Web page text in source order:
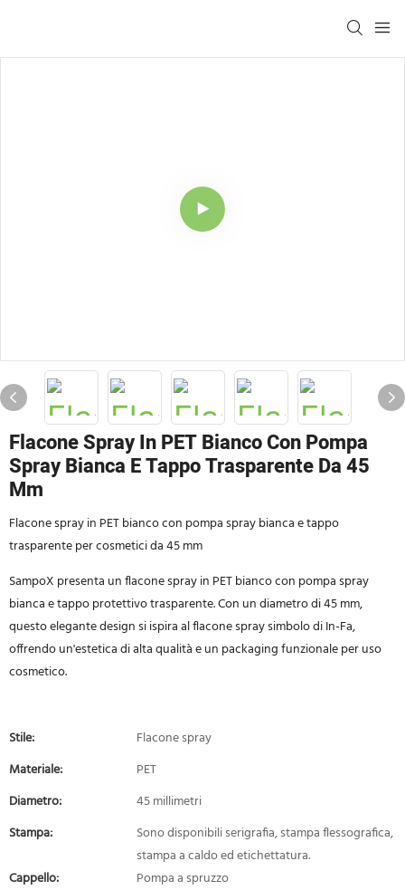
Flacone Spray In PET Bianco Con Pompa
Spray Bianca E Tappo Trasparente Da 45
Mm
Flacone spray in PET bianco con pompa spray bianca e tappo
trasparente per cosmetici da 45 mm
SampoX presenta un flacone spray in PET bianco con pompa spray
bianca e tappo protettivo trasparente. Con un diametro di 45 mm,
questo elegante design si ispira al flacone spray simbolo di In-Fa,
offrendo un'estetica di alta qualità e un packaging funzionale per uso
cosmetico.
Stile:
Flacone spray
Materiale:
PET
Diametro:
45 millimetri
Stampa:
Sono disponibili serigrafia, stampa flessografica,
stampa a caldo ed etichettatura.
Cappello:
Pompa a spruzzo